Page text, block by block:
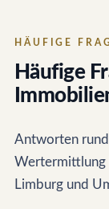
HÄUFIGE
Häufige
Antworten
Wertermittlung
Limburg und